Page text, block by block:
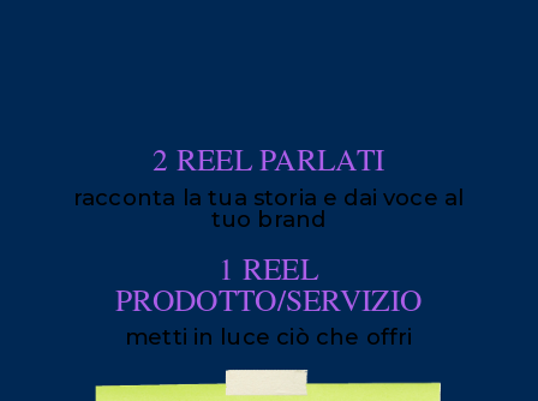
2 REEL PARLATI
racconta la tua storia e dai voce al
tuo brand
1 REEL
PRODOTTO/SERVIZIO
metti in luce ciò che offri